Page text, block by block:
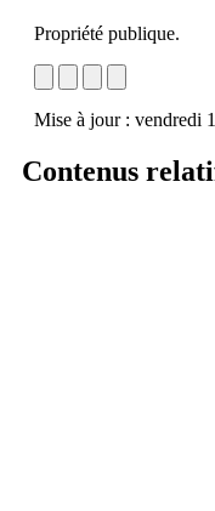
Propriété publique.
Mise à jour : vendredi
Contenus